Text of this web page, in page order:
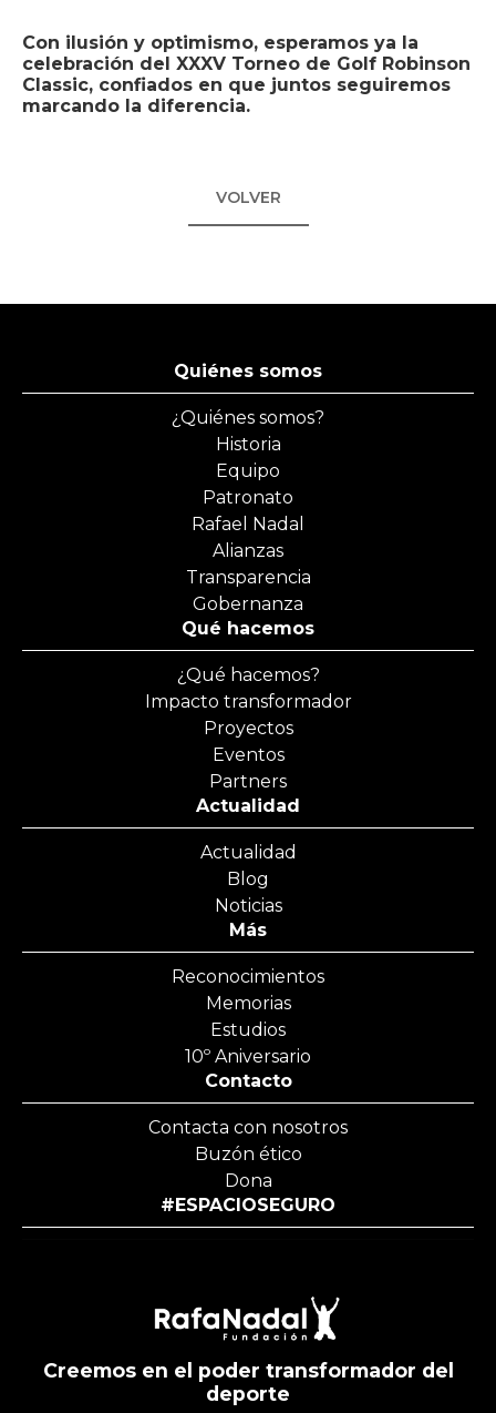
Con ilusión y optimismo, esperamos ya la
celebración del XXXV Torneo de Golf Robinson
Classic, confiados en que juntos seguiremos
marcando la diferencia.
VOLVER
Quiénes somos
¿Quiénes somos?
Historia
Equipo
Patronato
Rafael Nadal
Alianzas
Transparencia
Gobernanza
Qué hacemos
¿Qué hacemos?
Impacto transformador
Proyectos
Eventos
Partners
Actualidad
Actualidad
Blog
Noticias
Más
Reconocimientos
Memorias
Estudios
10º Aniversario
Contacto
Contacta con nosotros
Buzón ético
Dona
#ESPACIOSEGURO
Creemos en el poder transformador del
deporte